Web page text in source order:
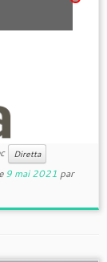
Diretta
9 mai 2021 par